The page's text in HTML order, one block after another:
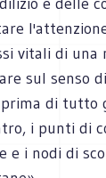
vitali di una
sul senso
di tutto
i punti di
e i nodi di